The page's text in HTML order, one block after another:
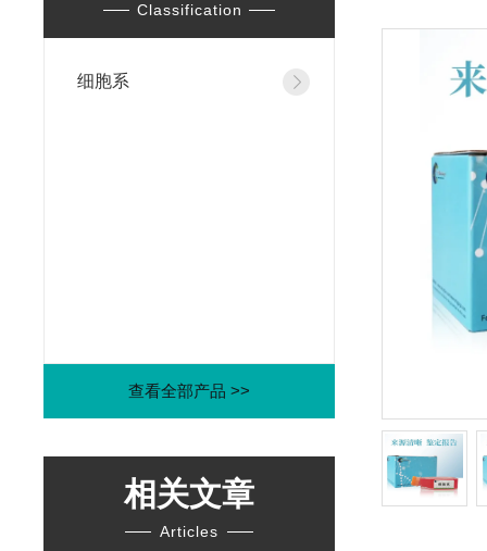
Classification
细胞系
查看全部产品 >>
相关文章
Articles